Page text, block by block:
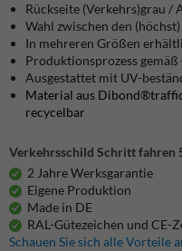
Rückseite (Verkehrs)grau /
Wahl zwischen den
In mehreren Größen
Produktionsprozess
Ausgestattet mit UV-
Material aus
recycelbar
Verkehrsschild Schritt fahren
2 Jahre Werksgarantie
Eigene Produktion
Made in DE
RAL-Gütezeichen und CE-
Schauen Sie sich alle Vorteile